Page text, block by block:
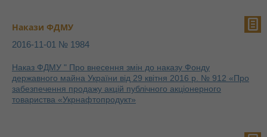
Накази ФДМУ
2016-11-01 № 1984
Наказ ФДМУ " Про внесення змін до наказу Фонду
державного майна України від 29 квітня 2016 р. № 912 «Про
забезпечення продажу акцій публічного акціонерного
товариства «Укрнафтопродукт»